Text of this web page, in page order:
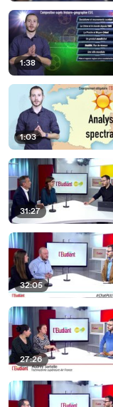
1:38
1:03
31:27
32:05
27:26